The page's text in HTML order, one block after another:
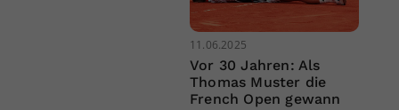
11.06.2025
Vor 30 Jahren: Als
Thomas Muster die
French Open gewann